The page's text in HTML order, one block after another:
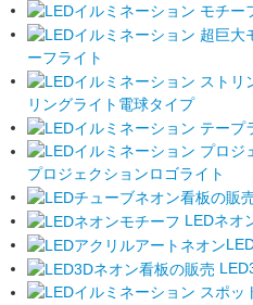
ーフライト
リングライト電球タイプ
プロジェクションロゴライト
LEDネオ